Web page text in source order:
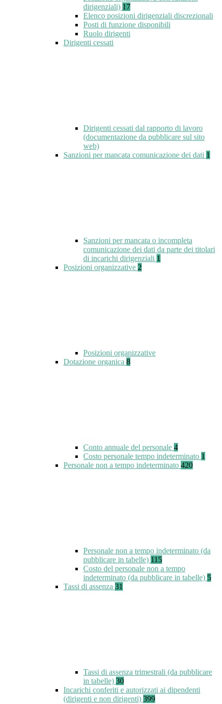
dirigenziali) 17
Elenco posizioni dirigenziali discrezionali
Posti di funzione disponibili
Ruolo dirigenti
Dirigenti cessati
Dirigenti cessati dal rapporto di lavoro
(documentazione da pubblicare sul sito
web)
Sanzioni per mancata comunicazione dei dati 1
Sanzioni per mancata o incompleta
comunicazione dei dati da parte dei titolari
di incarichi dirigenziali 1
Posizioni organizzative 2
Posizioni organizzative
Dotazione organica 8
Conto annuale del personale 4
Costo personale tempo indeterminato 1
Personale non a tempo indeterminato 420
Personale non a tempo indeterminato (da
pubblicare in tabelle) 115
Costo del personale non a tempo
indeterminato (da pubblicare in tabelle) 5
Tassi di assenza 31
Tassi di assenza trimestrali (da pubblicare
in tabelle) 30
Incarichi conferiti e autorizzati ai dipendenti
(dirigenti e non dirigenti) 399